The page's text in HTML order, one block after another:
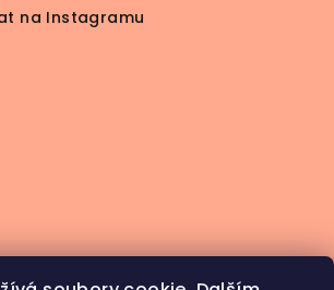
na Instagramu